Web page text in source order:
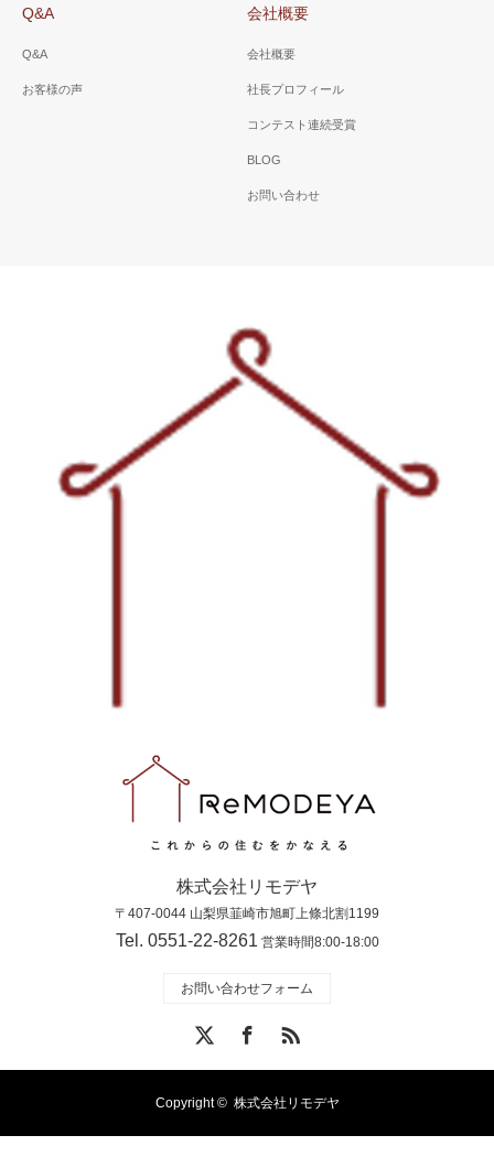
Q&A
Q&A
お客様の声
会社概要
会社概要
社長プロフィール
コンテスト連続受賞
BLOG
お問い合わせ
株式会社リモデヤ
〒407-0044 山梨県韮崎市旭町上條北割1199
Tel. 0551-22-8261営業時間8:00-18:00
お問い合わせフォーム
RSS
Copyright © 株式会社リモデヤ